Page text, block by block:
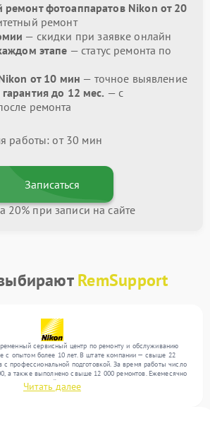
фотоаппаратов Nikon от 20
ремонт
— скидки при заявке онлайн
этапе — статус ремонта по
от 10 мин — точное выявление
до 12 мес. — с
ремонта
работы: от 30 мин
Записаться
20% при записи на сайте
RemSupport
сервисный центр по ремонту и обслуживанию
с опытом более 10 лет. В штате компании — свыше 22
с профессиональной подготовкой. За время работы число
а также выполнено свыше 12 000 ремонтов. Ежемесячно
от 300 устройств, включая , , . Мы работаем с широким
и поддерживаем высокий стандарт качества благодаря
Читать далее